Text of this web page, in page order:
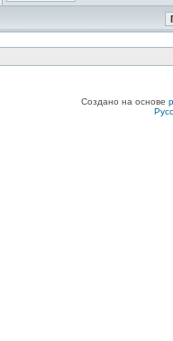
Создано на основе